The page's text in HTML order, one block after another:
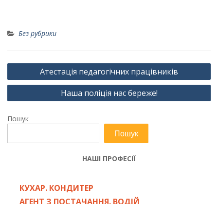
Без рубрики
Навігація
записів
Атестація педагогічних працівників
Наша поліція нас береже!
Пошук
Пошук
НАШІ ПРОФЕСІЇ
КУХАР. КОНДИТЕР
АГЕНТ З ПОСТАЧАННЯ. ВОДІЙ